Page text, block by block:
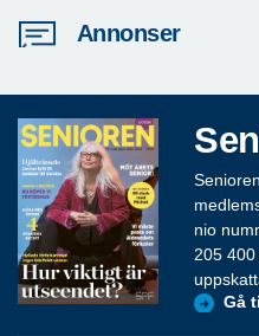
Annonser
nio
205
Gå